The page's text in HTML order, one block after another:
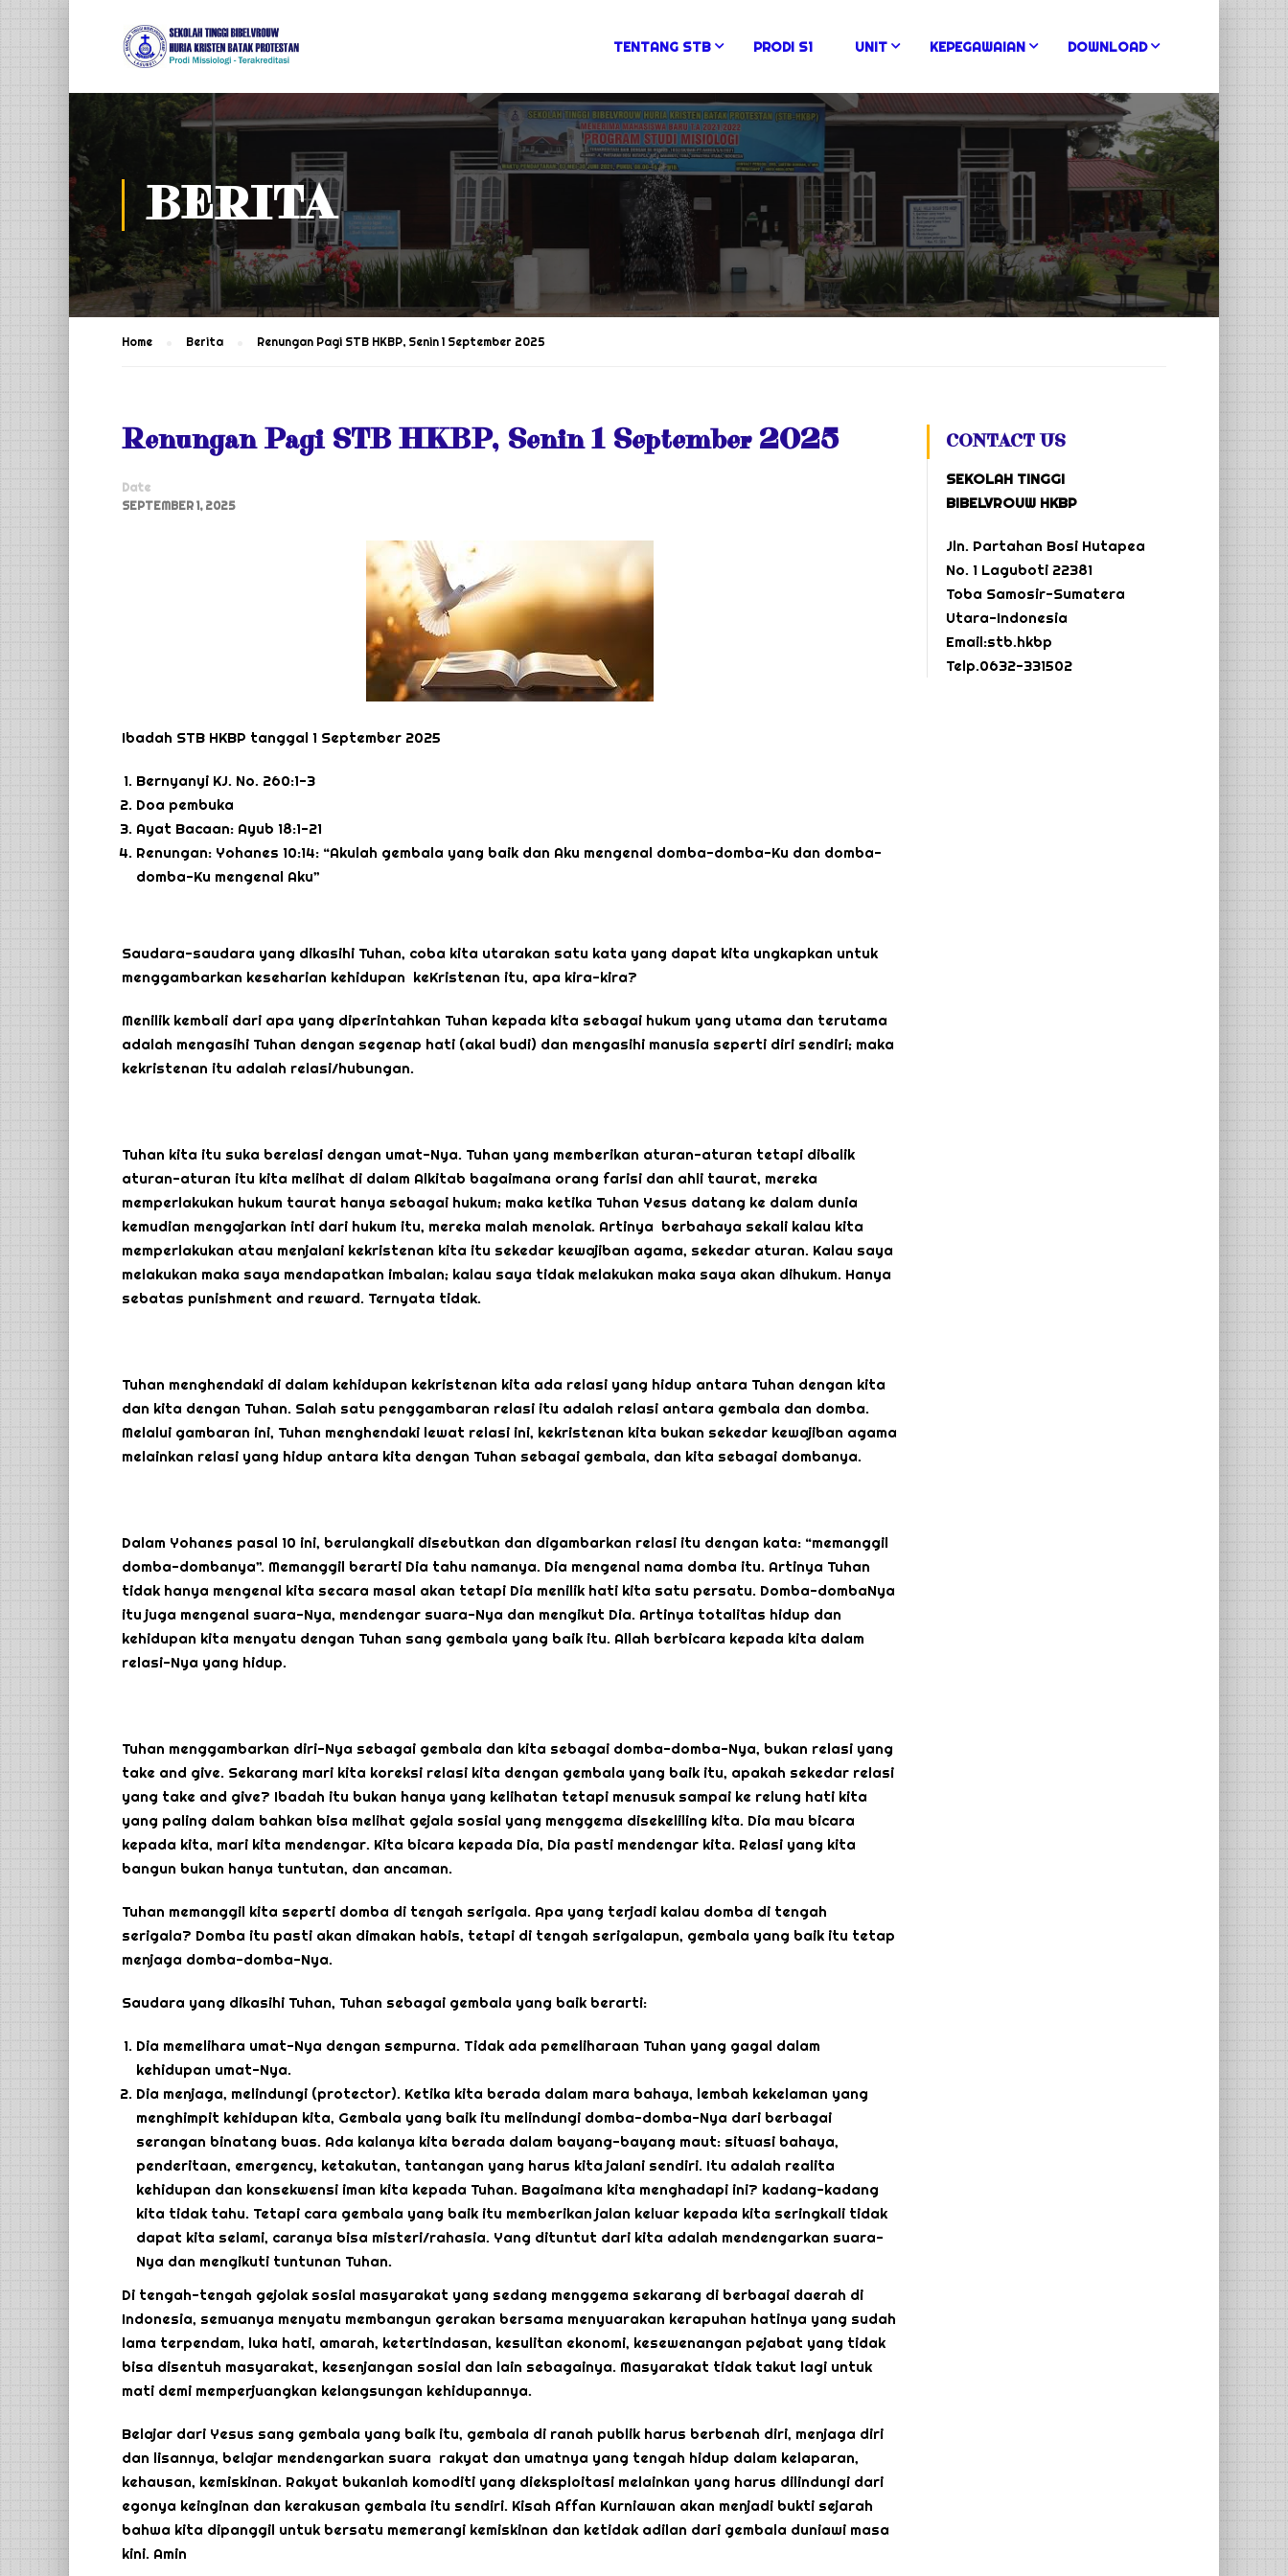
TENTANG STB PRODI S1 UNIT KEPEGAWAIAN DOWNLOAD
BERITA
Home Berita Renungan Pagi STB HKBP, Senin 1 September 2025
Renungan Pagi STB HKBP, Senin 1 September 2025
Date
SEPTEMBER 1, 2025
Ibadah STB HKBP tanggal 1 September 2025
Bernyanyi KJ. No. 260:1-3
Doa pembuka
Ayat Bacaan: Ayub 18:1-21
Renungan: Yohanes 10:14: “Akulah gembala yang baik dan Aku mengenal domba-domba-Ku dan domba-
domba-Ku mengenal Aku”
Saudara-saudara yang dikasihi Tuhan, coba kita utarakan satu kata yang dapat kita ungkapkan untuk
menggambarkan keseharian kehidupan keKristenan itu, apa kira-kira?
Menilik kembali dari apa yang diperintahkan Tuhan kepada kita sebagai hukum yang utama dan terutama
adalah mengasihi Tuhan dengan segenap hati (akal budi) dan mengasihi manusia seperti diri sendiri; maka
kekristenan itu adalah relasi/hubungan.
Tuhan kita itu suka berelasi dengan umat-Nya. Tuhan yang memberikan aturan-aturan tetapi dibalik
aturan-aturan itu kita melihat di dalam Alkitab bagaimana orang farisi dan ahli taurat, mereka
memperlakukan hukum taurat hanya sebagai hukum; maka ketika Tuhan Yesus datang ke dalam dunia
kemudian mengajarkan inti dari hukum itu, mereka malah menolak. Artinya berbahaya sekali kalau kita
memperlakukan atau menjalani kekristenan kita itu sekedar kewajiban agama, sekedar aturan. Kalau saya
melakukan maka saya mendapatkan imbalan; kalau saya tidak melakukan maka saya akan dihukum. Hanya
sebatas punishment and reward. Ternyata tidak.
Tuhan menghendaki di dalam kehidupan kekristenan kita ada relasi yang hidup antara Tuhan dengan kita
dan kita dengan Tuhan. Salah satu penggambaran relasi itu adalah relasi antara gembala dan domba.
Melalui gambaran ini, Tuhan menghendaki lewat relasi ini, kekristenan kita bukan sekedar kewajiban agama
melainkan relasi yang hidup antara kita dengan Tuhan sebagai gembala, dan kita sebagai dombanya.
Dalam Yohanes pasal 10 ini, berulangkali disebutkan dan digambarkan relasi itu dengan kata: “memanggil
domba-dombanya”. Memanggil berarti Dia tahu namanya. Dia mengenal nama domba itu. Artinya Tuhan
tidak hanya mengenal kita secara masal akan tetapi Dia menilik hati kita satu persatu. Domba-dombaNya
itu juga mengenal suara-Nya, mendengar suara-Nya dan mengikut Dia. Artinya totalitas hidup dan
kehidupan kita menyatu dengan Tuhan sang gembala yang baik itu. Allah berbicara kepada kita dalam
relasi-Nya yang hidup.
Tuhan menggambarkan diri-Nya sebagai gembala dan kita sebagai domba-domba-Nya, bukan relasi yang
take and give. Sekarang mari kita koreksi relasi kita dengan gembala yang baik itu, apakah sekedar relasi
yang take and give? Ibadah itu bukan hanya yang kelihatan tetapi menusuk sampai ke relung hati kita
yang paling dalam bahkan bisa melihat gejala sosial yang menggema disekeliling kita. Dia mau bicara
kepada kita, mari kita mendengar. Kita bicara kepada Dia, Dia pasti mendengar kita. Relasi yang kita
bangun bukan hanya tuntutan, dan ancaman.
Tuhan memanggil kita seperti domba di tengah serigala. Apa yang terjadi kalau domba di tengah
serigala? Domba itu pasti akan dimakan habis, tetapi di tengah serigalapun, gembala yang baik itu tetap
menjaga domba-domba-Nya.
Saudara yang dikasihi Tuhan, Tuhan sebagai gembala yang baik berarti:
Dia memelihara umat-Nya dengan sempurna. Tidak ada pemeliharaan Tuhan yang gagal dalam
kehidupan umat-Nya.
Dia menjaga, melindungi (protector). Ketika kita berada dalam mara bahaya, lembah kekelaman yang
menghimpit kehidupan kita, Gembala yang baik itu melindungi domba-domba-Nya dari berbagai
serangan binatang buas. Ada kalanya kita berada dalam bayang-bayang maut: situasi bahaya,
penderitaan, emergency, ketakutan, tantangan yang harus kita jalani sendiri. Itu adalah realita
kehidupan dan konsekwensi iman kita kepada Tuhan. Bagaimana kita menghadapi ini? kadang-kadang
kita tidak tahu. Tetapi cara gembala yang baik itu memberikan jalan keluar kepada kita seringkali tidak
dapat kita selami, caranya bisa misteri/rahasia. Yang dituntut dari kita adalah mendengarkan suara-
Nya dan mengikuti tuntunan Tuhan.
Di tengah-tengah gejolak sosial masyarakat yang sedang menggema sekarang di berbagai daerah di
Indonesia, semuanya menyatu membangun gerakan bersama menyuarakan kerapuhan hatinya yang sudah
lama terpendam, luka hati, amarah, ketertindasan, kesulitan ekonomi, kesewenangan pejabat yang tidak
bisa disentuh masyarakat, kesenjangan sosial dan lain sebagainya. Masyarakat tidak takut lagi untuk
mati demi memperjuangkan kelangsungan kehidupannya.
Belajar dari Yesus sang gembala yang baik itu, gembala di ranah publik harus berbenah diri, menjaga diri
dan lisannya, belajar mendengarkan suara rakyat dan umatnya yang tengah hidup dalam kelaparan,
kehausan, kemiskinan. Rakyat bukanlah komoditi yang dieksploitasi melainkan yang harus dilindungi dari
egonya keinginan dan kerakusan gembala itu sendiri. Kisah Affan Kurniawan akan menjadi bukti sejarah
bahwa kita dipanggil untuk bersatu memerangi kemiskinan dan ketidak adilan dari gembala duniawi masa
kini. Amin
CONTACT US
SEKOLAH TINGGI
BIBELVROUW HKBP
Jln. Partahan Bosi Hutapea
No. 1 Laguboti 22381
Toba Samosir-Sumatera
Utara-Indonesia
Email:stb.hkbp
Telp.0632-331502